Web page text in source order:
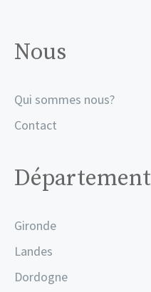
Nous
Qui sommes nous?
Contact
Département
Gironde
Landes
Dordogne